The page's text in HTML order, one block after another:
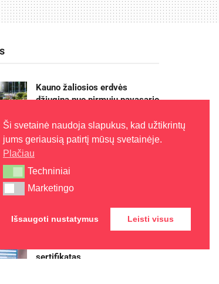
Kauno žaliosios erdvės
džiugina nuo pirmųjų pavasario
pabaigos
2026-08-07
Kaune – nemokamos vasaros
2026-08-07
Europos sveikatos draudimo
sertifikatas
Ši svetainė naudoja slapukus, kad užtikrintų
jums geriausią patirtį mūsų svetainėje.
Plačiau
Techniniai
Techniniai
Marketingo
Marketingo
Išsaugoti nustatymus Leisti visus